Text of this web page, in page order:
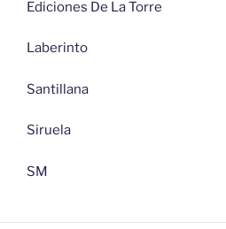
Ediciones De La Torre
Laberinto
Santillana
Siruela
SM